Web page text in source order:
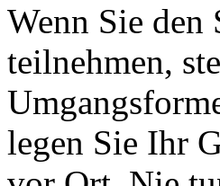
Wenn Sie den
teilnehmen,
legen Sie Ihr